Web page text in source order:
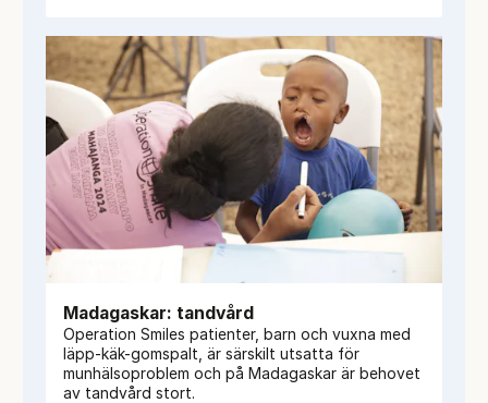
Madagaskar: tandvård
Operation Smiles patienter, barn och vuxna med
läpp-käk-gomspalt, är särskilt utsatta för
munhälsoproblem och på Madagaskar är behovet
av tandvård stort.